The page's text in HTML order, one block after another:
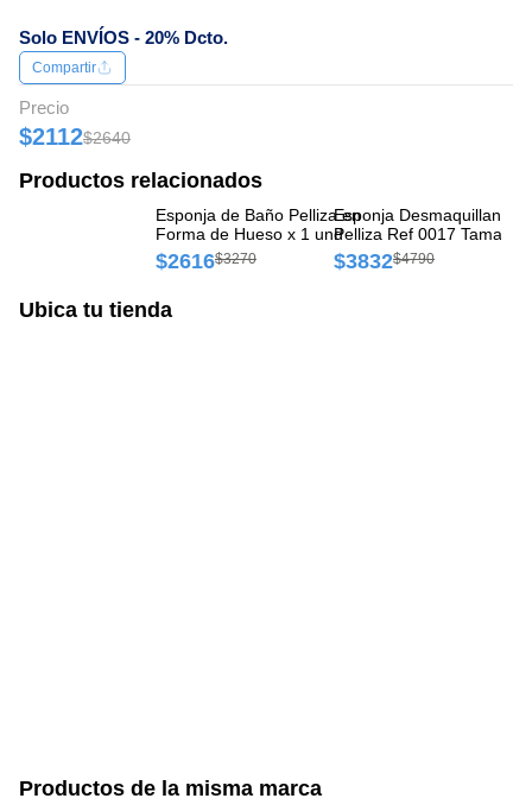
Solo ENVÍOS - 20% Dcto.
Compartir
Precio
$2112$2640
Productos relacionados
Esponja de Baño Pelliza en
Forma de Hueso x 1 und
$2616$3270
Esponja Desmaquillante
Pelliza Ref 0017 Tamaño
Mediano Blíster x 1 und
$3832$4790
Ubica tu tienda
Productos de la misma marca